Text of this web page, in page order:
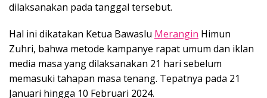
dilaksanakan pada tanggal tersebut.
Hal ini dikatakan Ketua Bawaslu Merangin Himun
Zuhri, bahwa metode kampanye rapat umum dan iklan
media masa yang dilaksanakan 21 hari sebelum
memasuki tahapan masa tenang. Tepatnya pada 21
Januari hingga 10 Februari 2024.